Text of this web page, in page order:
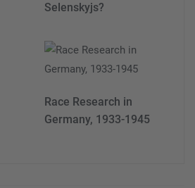
Selenskyjs?
Race Research in
Germany, 1933-1945